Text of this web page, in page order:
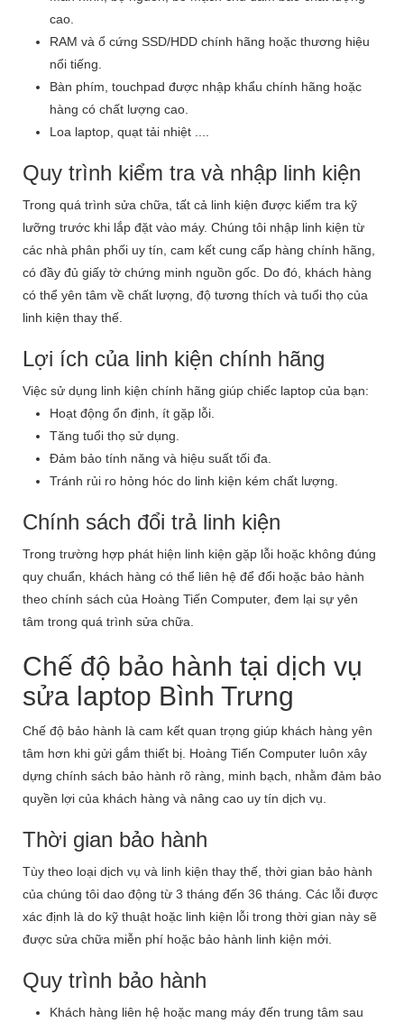
cao.
RAM và ổ cứng SSD/HDD chính hãng hoặc thương hiệu
nổi tiếng.
Bàn phím, touchpad được nhập khẩu chính hãng hoặc
hàng có chất lượng cao.
Loa laptop, quạt tải nhiệt ....
Quy trình kiểm tra và nhập linh kiện
Trong quá trình sửa chữa, tất cả linh kiện được kiểm tra kỹ
lưỡng trước khi lắp đặt vào máy. Chúng tôi nhập linh kiện từ
các nhà phân phối uy tín, cam kết cung cấp hàng chính hãng,
có đầy đủ giấy tờ chứng minh nguồn gốc. Do đó, khách hàng
có thể yên tâm về chất lượng, độ tương thích và tuổi thọ của
linh kiện thay thế.
Lợi ích của linh kiện chính hãng
Việc sử dụng linh kiện chính hãng giúp chiếc laptop của bạn:
Hoạt động ổn định, ít gặp lỗi.
Tăng tuổi thọ sử dụng.
Đảm bảo tính năng và hiệu suất tối đa.
Tránh rủi ro hỏng hóc do linh kiện kém chất lượng.
Chính sách đổi trả linh kiện
Trong trường hợp phát hiện linh kiện gặp lỗi hoặc không đúng
quy chuẩn, khách hàng có thể liên hệ để đổi hoặc bảo hành
theo chính sách của Hoàng Tiến Computer, đem lại sự yên
tâm trong quá trình sửa chữa.
Chế độ bảo hành tại dịch vụ
sửa laptop Bình Trưng
Chế độ bảo hành là cam kết quan trọng giúp khách hàng yên
tâm hơn khi gửi gắm thiết bị. Hoàng Tiến Computer luôn xây
dựng chính sách bảo hành rõ ràng, minh bạch, nhằm đảm bảo
quyền lợi của khách hàng và nâng cao uy tín dịch vụ.
Thời gian bảo hành
Tùy theo loại dịch vụ và linh kiện thay thế, thời gian bảo hành
của chúng tôi dao động từ 3 tháng đến 36 tháng. Các lỗi được
xác định là do kỹ thuật hoặc linh kiện lỗi trong thời gian này sẽ
được sửa chữa miễn phí hoặc bảo hành linh kiện mới.
Quy trình bảo hành
Khách hàng liên hệ hoặc mang máy đến trung tâm sau